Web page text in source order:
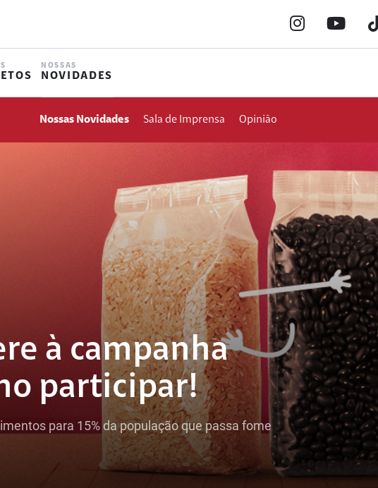
NOSSAS
NOVIDADES
Nossas Novidades Sala de Imprensa Opinião
à campanha
participar!
para 15% da população que passa fome